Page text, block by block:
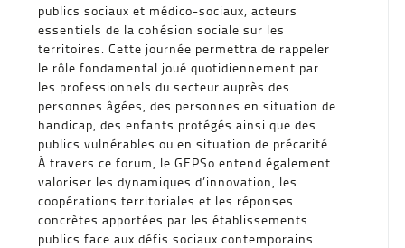
publics sociaux et médico-sociaux, acteurs
essentiels de la cohésion sociale sur les
territoires. Cette journée permettra de rappeler
le rôle fondamental joué quotidiennement par
les professionnels du secteur auprès des
personnes âgées, des personnes en situation de
handicap, des enfants protégés ainsi que des
publics vulnérables ou en situation de précarité.
À travers ce forum, le GEPSo entend également
valoriser les dynamiques d’innovation, les
coopérations territoriales et les réponses
concrètes apportées par les établissements
publics face aux défis sociaux contemporains.